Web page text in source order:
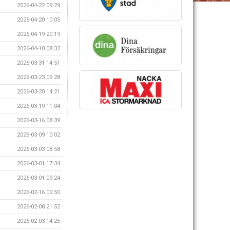
2026-04-22 09:29
2026-04-20 10:05
2026-04-19 20:19
2026-04-10 08:32
2026-03-31 14:51
2026-03-23 09:28
2026-03-20 14:21
2026-03-19 11:04
2026-03-16 08:39
2026-03-09 10:02
2026-03-03 08:58
2026-03-01 17:34
2026-03-01 09:24
2026-02-16 09:50
2026-02-08 21:52
2026-02-03 14:25